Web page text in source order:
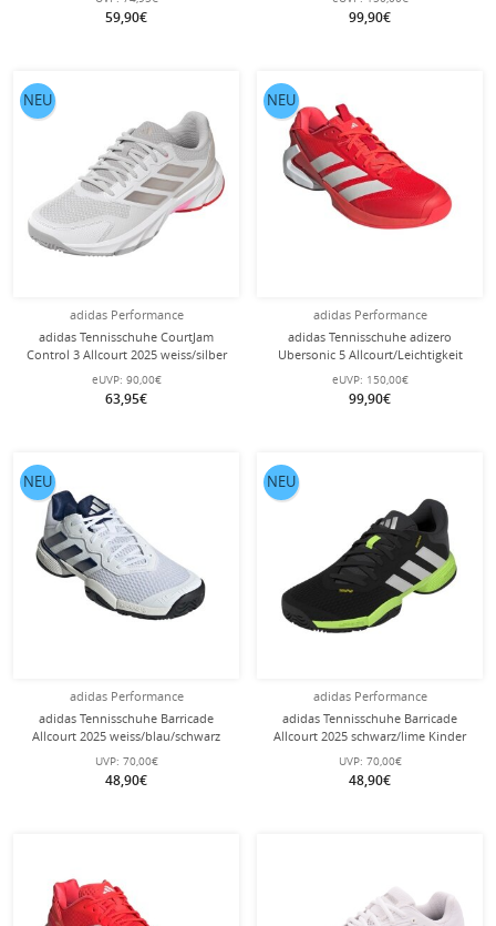
59,90€ 99,90€
adidas Performance
adidas Tennisschuhe CourtJam
Control 3 Allcourt 2025 weiss/silber
Damen
eUVP: 90,00€
63,95€
NEU
adidas Performance
adidas Tennisschuhe adizero
Ubersonic 5 Allcourt/Leichtigkeit
rot/weiss Herren
eUVP: 150,00€
99,90€
NEU
adidas Performance
adidas Tennisschuhe Barricade
Allcourt 2025 weiss/blau/schwarz
Kinder
UVP: 70,00€
48,90€
NEU
adidas Performance
adidas Tennisschuhe Barricade
Allcourt 2025 schwarz/lime Kinder
UVP: 70,00€
48,90€
NEU